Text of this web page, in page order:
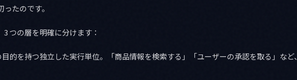
たのです。
つの層を明確に分けます：
的を持つ独立した実行単位。「商品情報を検索する」「ユーザーの承認を取る」など、